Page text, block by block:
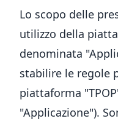
Lo scopo delle
utilizzo della
denominata
stabilire le regole
piattaforma
"Applicazione").